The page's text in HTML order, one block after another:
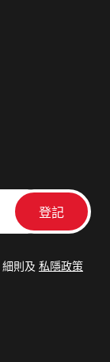
細則及 私隱政策